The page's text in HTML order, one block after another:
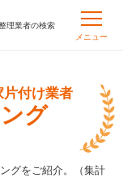
理業者の検索
メニュー
片付け業者
グ
グをご紹介。（集計